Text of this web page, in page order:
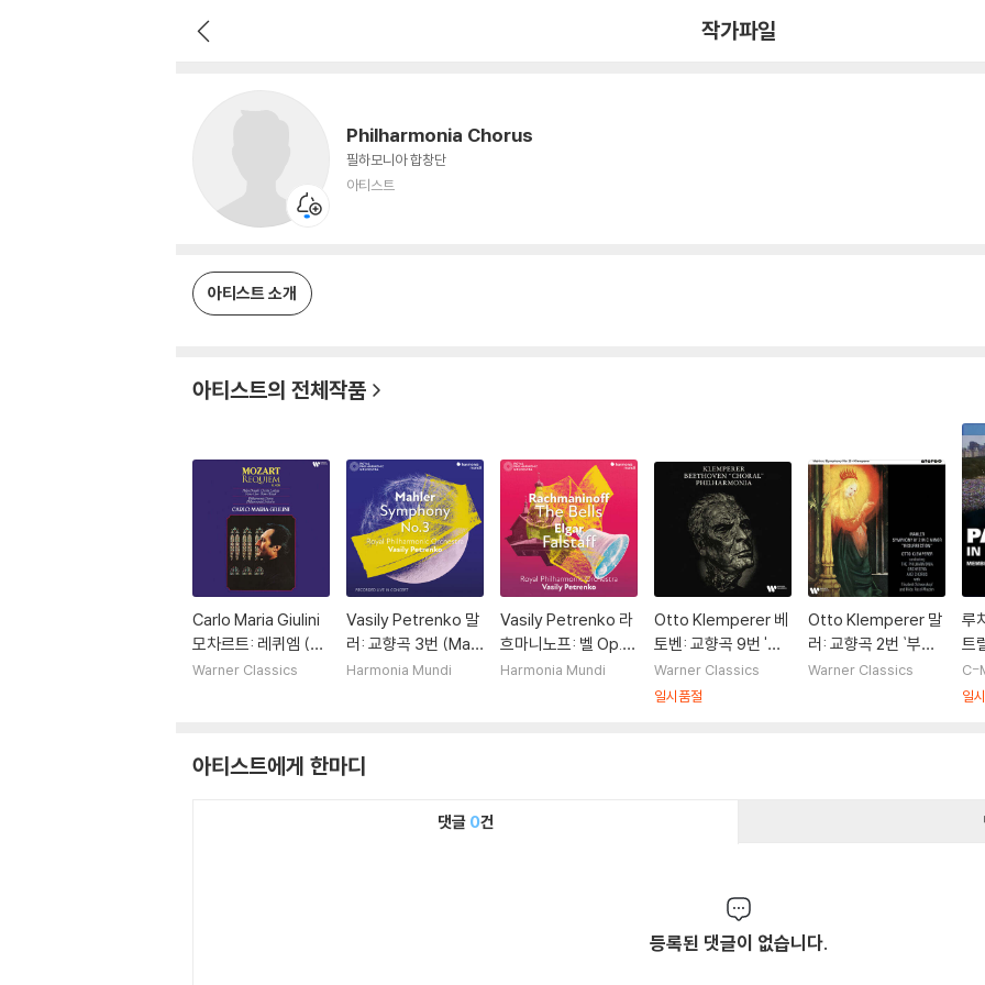
작가파일
Philharmonia Chorus
필하모니아 합창단
아티스트
아티스트 소개
아티스트의 전체작품
Carlo Maria Giulini
모차르트: 레퀴엠 (M
ozart: Requiem)
Warner Classics
Vasily Petrenko 말
러: 교향곡 3번 (Mahl
er: Symphony No.
Harmonia Mundi
Vasily Petrenko 라
흐마니노프: 벨 Op. 3
5 / 엘가: 팔스타프 O
Harmonia Mundi
Otto Klemperer 베
토벤: 교향곡 9번 '합
창' (Beethoven: Sy
mphony Op. 125 'C
Warner Classics
일시품절
Otto Klemperer 말
러: 교향곡 2번 `부활`
(Mahler: Symphon
Warner Classics
루
트
C-
일
아티스트에게 한마디
댓글 0건
등록된 댓글이 없습니다.